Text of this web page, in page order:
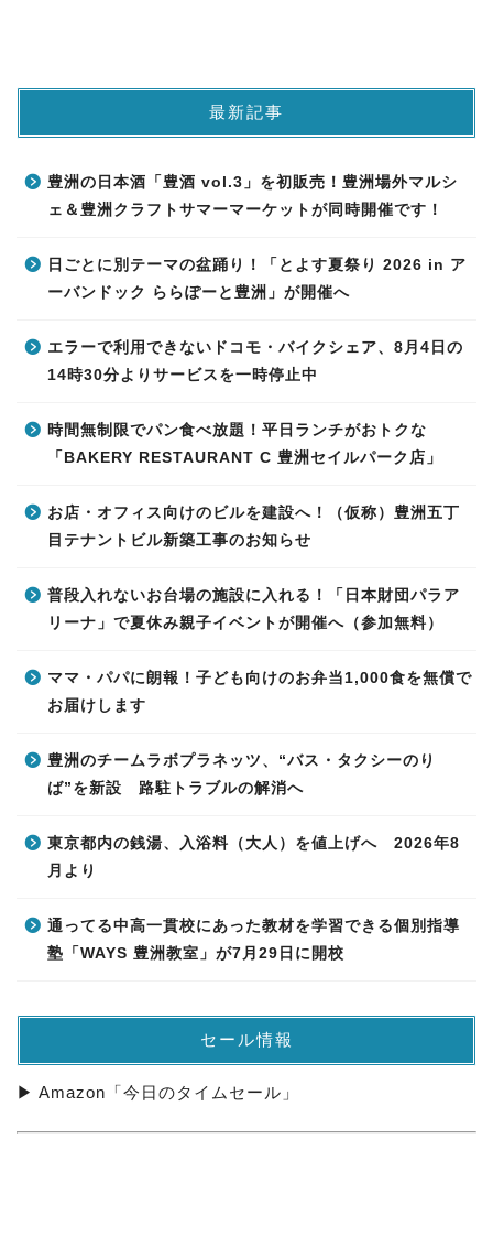
最新記事
豊洲の日本酒「豊酒 vol.3」を初販売！豊洲場外マルシ
ェ＆豊洲クラフトサマーマーケットが同時開催です！
日ごとに別テーマの盆踊り！「とよす夏祭り 2026 in ア
ーバンドック ららぽーと豊洲」が開催へ
エラーで利用できないドコモ・バイクシェア、8月4日の
14時30分よりサービスを一時停止中
時間無制限でパン食べ放題！平日ランチがおトクな
「BAKERY RESTAURANT C 豊洲セイルパーク店」
お店・オフィス向けのビルを建設へ！（仮称）豊洲五丁
目テナントビル新築工事のお知らせ
普段入れないお台場の施設に入れる！「日本財団パラア
リーナ」で夏休み親子イベントが開催へ（参加無料）
ママ・パパに朗報！子ども向けのお弁当1,000食を無償で
お届けします
豊洲のチームラボプラネッツ、“バス・タクシーのり
ば”を新設 路駐トラブルの解消へ
東京都内の銭湯、入浴料（大人）を値上げへ 2026年8
月より
通ってる中高一貫校にあった教材を学習できる個別指導
塾「WAYS 豊洲教室」が7月29日に開校
セール情報
▶ Amazon「今日のタイムセール」